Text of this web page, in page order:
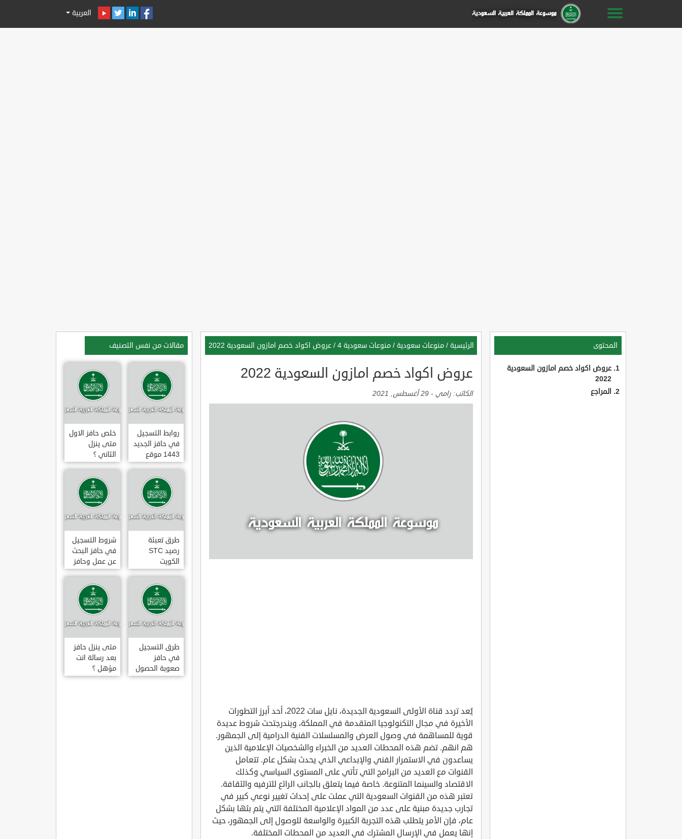
العربية
المحتوى
عروض اكواد خصم امازون السعودية
2022
المراجع
الرئيسية / منوعات سعودية / منوعات سعودية 4 / عروض اكواد خصم امازون السعودية 2022
عروض اكواد خصم امازون السعودية 2022
الكاتب: رامي - 29 أغسطس, 2021
يُعد تردد قناة الأولى السعودية الجديدة، نايل سات 2022، أحد أبرز التطورات
الأخيرة في مجال التكنولوجيا المتقدمة في المملكة، ويندرجتحت شروط عديدة
قوية للمساهمة في وصول العرض والمسلسلات الفنية الدرامية إلى الجمهور.
هم انهم. تضم هذه المحطات العديد من الخبراء والشخصيات الإعلامية الذين
يساعدون في الاستمرار الفني والإبداعي الذي يحدث بشكل عام. تتعامل
القنوات مع العديد من البرامج التي تأتي على المستوى السياسي وكذلك
الاقتصاد والسينما المتنوعة. خاصة فيما يتعلق بالجانب الرائع للترفيه والثقافة.
تعتبر هذه من القنوات السعودية التي عملت على إحداث تغيير نوعي كبير في
تجارب جديدة مبنية على عدد من المواد الإعلامية المختلفة التي يتم بثها بشكل
عام، فإن الأمر يتطلب هذه التجربة الكبيرة والواسعة للوصول إلى الجمهور، حيث
إنها يعمل في الإرسال المشترك في العديد من المحطات المختلفة.
مقالات من نفس التصنيف
روابط التسجيل
في حافز الجديد
1443 موقع
طاقات البوابة
الوطنية للعمل
خلص حافز الاول
متى ينزل
الثاني ؟
طرق تعبئة
رصيد STC
الكويت
بالخطوات 2022
شروط التسجيل
في حافز البحث
عن عمل وحافز
صعوبة البحث
عن عمل ؟
طرق التسجيل
في حافز
صعوبة الحصول
على عمل لاول
متى ينزل حافز
بعد رسالة انت
مؤهل ؟